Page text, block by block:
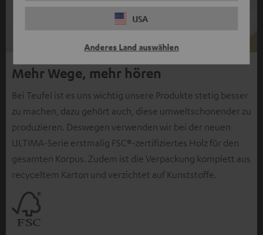
USA
Anderes Land auswählen
Mehr Wege, mehr hören
Bei Teufel ist es uns wichtig unsere Produkte stetig besser
zu machen, dazu gehört auch, diese umweltschonender zu
produzieren. Deswegen verwenden wir bei der neuen
ULTIMA-Serie erstmalig FSC®-zertifiziertes Holz für den
gesamten Korpus. Zudem ist die Verpackung komplett aus
recyceltem Karton und verzichtet auf Kunststoffe.